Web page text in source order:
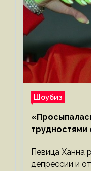
Шоубиз
трудностями
Певица Ханна
депрессии и